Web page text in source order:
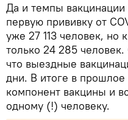
Да и темпы вакцинации
первую прививку от
уже 27 113 человек, но
только 24 285 человек.
что выездные
дни. В итоге в
компонент вакцины и
одному (!) человеку.